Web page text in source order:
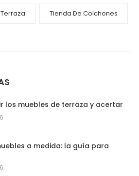
Terraza Tienda De Colchones
los muebles de terraza y acertar
a medida: la guía para